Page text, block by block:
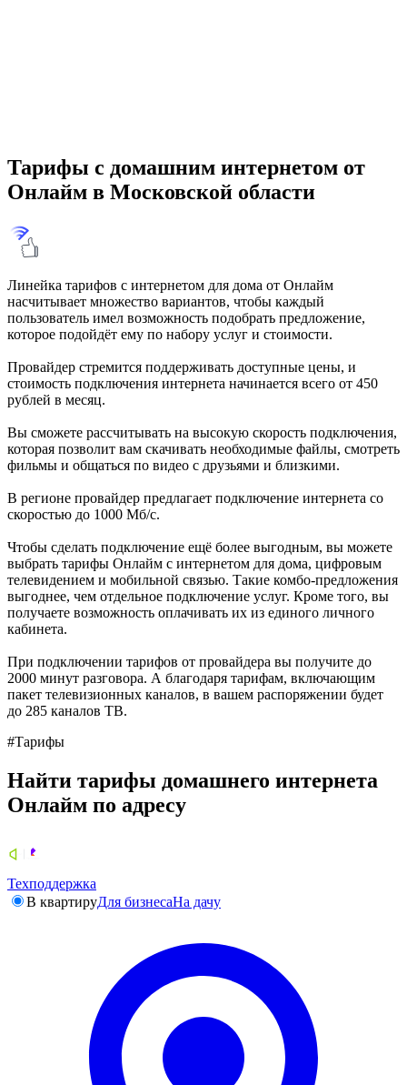
Тарифы с домашним интернетом от
Онлайм в Московской области
Линейка тарифов с интернетом для дома от Онлайм
насчитывает множество вариантов, чтобы каждый
пользователь имел возможность подобрать предложение,
которое подойдёт ему по набору услуг и стоимости.
Провайдер стремится поддерживать доступные цены, и
стоимость подключения интернета начинается всего от 450
рублей в месяц.
Вы сможете рассчитывать на высокую скорость подключения,
которая позволит вам скачивать необходимые файлы, смотреть
фильмы и общаться по видео с друзьями и близкими.
В регионе провайдер предлагает подключение интернета со
скоростью до 1000 Мб/с.
Чтобы сделать подключение ещё более выгодным, вы можете
выбрать тарифы Онлайм с интернетом для дома, цифровым
телевидением и мобильной связью. Такие комбо-предложения
выгоднее, чем отдельное подключение услуг. Кроме того, вы
получаете возможность оплачивать их из единого личного
кабинета.
При подключении тарифов от провайдера вы получите до
2000 минут разговора. А благодаря тарифам, включающим
пакет телевизионных каналов, в вашем распоряжении будет
до 285 каналов ТВ.
#Тарифы
Найти тарифы домашнего интернета
Онлайм по адресу
Техподдержка
В квартируДля бизнесаНа дачу